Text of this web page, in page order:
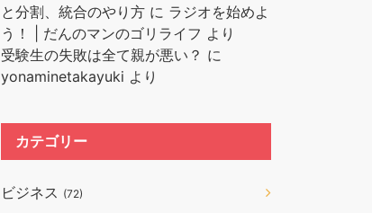
と分割、統合のやり方 に ラジオを始めよ
う！ | だんのマンのゴリライフ より
受験生の失敗は全て親が悪い？ に
yonaminetakayuki より
カテゴリー
ビジネス (72)